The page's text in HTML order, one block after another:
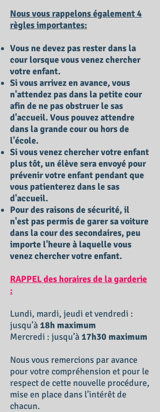
Nous vous rappelons également 4
règles importantes:
Vous ne devez pas rester dans la
cour lorsque vous venez chercher
votre enfant.
Si vous arrivez en avance, vous
n'attendez pas dans la petite cour
afin de ne pas obstruer le sas
d'accueil. Vous pouvez attendre
dans la grande cour ou hors de
l'école.
Si vous venez chercher votre enfant
plus tôt, un élève sera envoyé pour
prévenir votre enfant pendant que
vous patienterez dans le sas
d'accueil.
Pour des raisons de sécurité, il
n'est pas permis de garer sa voiture
dans la cour des secondaires, peu
importe l'heure à laquelle vous
venez chercher votre enfant.
RAPPEL des horaires de la garderie
:
Lundi, mardi, jeudi et vendredi :
jusqu’à 18h maximum
Mercredi : jusqu’à 17h30 maximum
Nous vous remercions par avance
pour votre compréhension et pour le
respect de cette nouvelle procédure,
mise en place dans l’intérêt de
chacun.